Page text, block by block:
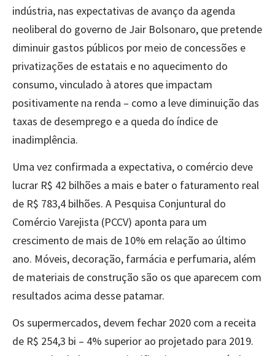
indústria, nas expectativas de avanço da agenda
neoliberal do governo de Jair Bolsonaro, que pretende
diminuir gastos públicos por meio de concessões e
privatizações de estatais e no aquecimento do
consumo, vinculado à atores que impactam
positivamente na renda – como a leve diminuição das
taxas de desemprego e a queda do índice de
inadimplência.
Uma vez confirmada a expectativa, o comércio deve
lucrar R$ 42 bilhões a mais e bater o faturamento real
de R$ 783,4 bilhões. A Pesquisa Conjuntural do
Comércio Varejista (PCCV) aponta para um
crescimento de mais de 10% em relação ao último
ano. Móveis, decoração, farmácia e perfumaria, além
de materiais de construção são os que aparecem com
resultados acima desse patamar.
Os supermercados, devem fechar 2020 com a receita
de R$ 254,3 bi – 4% superior ao projetado para 2019.